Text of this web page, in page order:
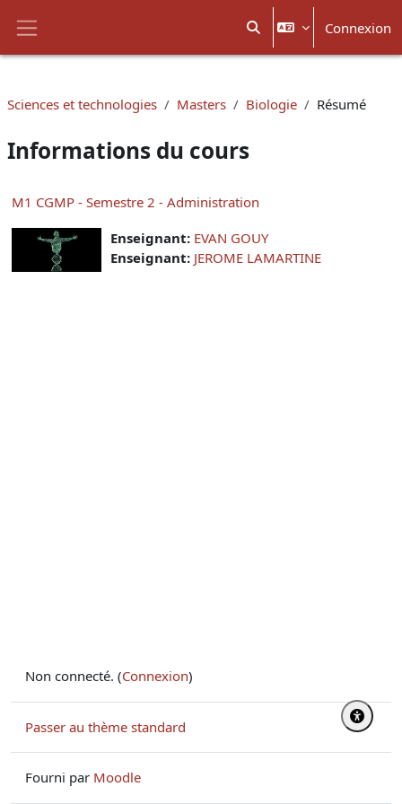
Activer/désactiver la
Connexion
Sciences et technologies Masters Biologie Résumé
Informations du cours
M1 CGMP - Semestre 2 - Administration
Enseignant: EVAN GOUY
Enseignant: JEROME LAMARTINE
Non connecté. (Connexion)
Passer au thème standard
Fourni par Moodle